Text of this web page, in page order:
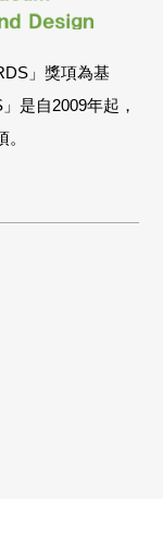
」獎項為基
是自2009年起，